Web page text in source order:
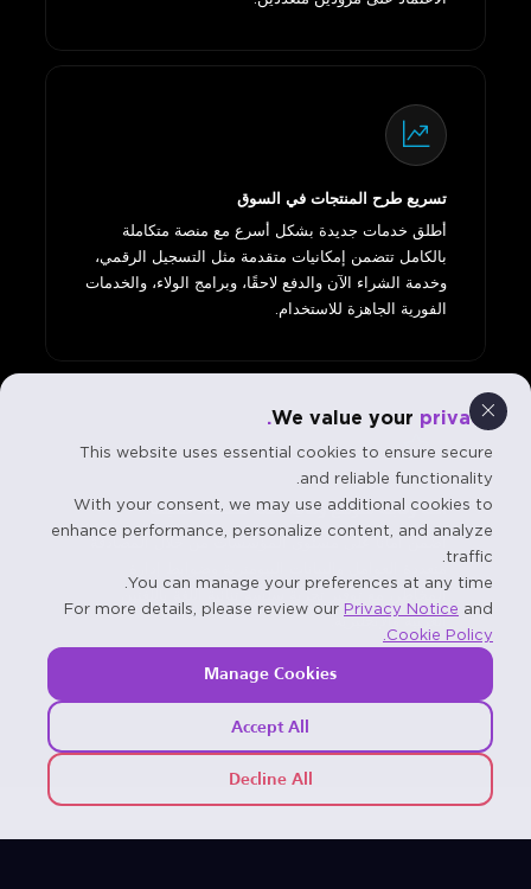
We value your privacy.
This website uses essential cookies to ensure secure
and reliable functionality.
With your consent, we may use additional cookies to
enhance performance, personalize content, and analyze
traffic.
You can manage your preferences at any time.
For more details, please review our Privacy Notice and
Cookie Policy.
Manage Cookies
Accept All
Decline All
تسريع طرح المنتجات في السوق
أطلق خدمات جديدة بشكل أسرع مع منصة متكاملة
بالكامل تتضمن إمكانيات متقدمة مثل التسجيل الرقمي،
وخدمة الشراء الآن والدفع لاحقًا، وبرامج الولاء، والخدمات
الفورية الجاهزة للاستخدام.
آمنة وقابلة للتوسع وثنائية اللغة مصممة خصيصًا
اضمن أمانًا على مستوى المؤسسات من خلال المصادقة
المخاطر، مع توفير تجربة سلسة ثنائية اللغة باللغتين
العربية والإنجليزية.